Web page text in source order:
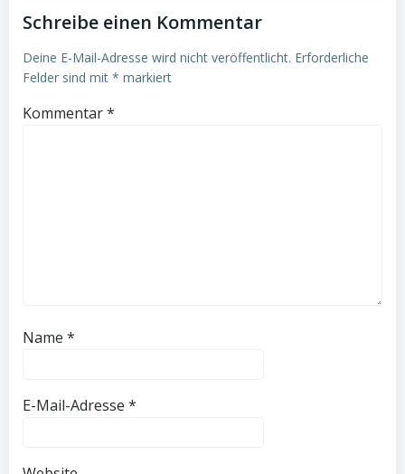
Schreibe einen Kommentar
Deine E-Mail-Adresse wird nicht veröffentlicht. Erforderliche
Felder sind mit * markiert
Kommentar*
Name *
E-Mail-Adresse *